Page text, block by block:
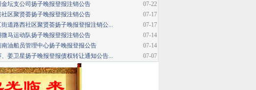
07-22
金坛支公司扬子晚报登报注销公告
07-17
社区聚贤荟扬子晚报登报注销公告
07-17
街道路西社区聚贤荟扬子晚报登报注销公...
07-14
微马运动队扬子晚报登报注销公告
07-14
南油船员管理中心扬子晚报登报公告
07-07
、姜卫星扬子晚报登报债权转让通知公告...